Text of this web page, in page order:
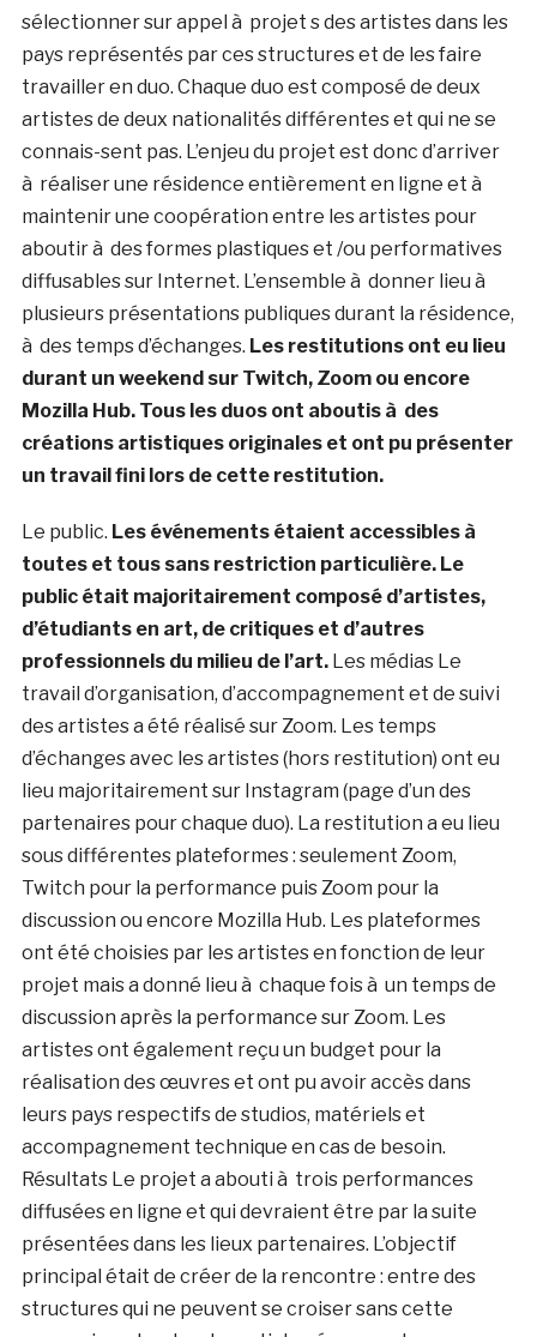
sélectionner sur appel à projet s des artistes dans les
pays représentés par ces structures et de les faire
travailler en duo. Chaque duo est composé de deux
artistes de deux nationalités différentes et qui ne se
connais-sent pas. L’enjeu du projet est donc d’arriver
à réaliser une résidence entièrement en ligne et à
maintenir une coopération entre les artistes pour
aboutir à des formes plastiques et /ou performatives
diffusables sur Internet. L’ensemble à donner lieu à
plusieurs présentations publiques durant la résidence,
à des temps d’échanges. Les restitutions ont eu lieu
durant un weekend sur Twitch, Zoom ou encore
Mozilla Hub. Tous les duos ont aboutis à des
créations artistiques originales et ont pu présenter
un travail fini lors de cette restitution.
Le public. Les événements étaient accessibles à
toutes et tous sans restriction particulière. Le
public était majoritairement composé d’artistes,
d’étudiants en art, de critiques et d’autres
professionnels du milieu de l’art.Les médias Le
travail d’organisation, d’accompagnement et de suivi
des artistes a été réalisé sur Zoom. Les temps
d’échanges avec les artistes (hors restitution) ont eu
lieu majoritairement sur Instagram (page d’un des
partenaires pour chaque duo). La restitution a eu lieu
sous différentes plateformes : seulement Zoom,
Twitch pour la performance puis Zoom pour la
discussion ou encore Mozilla Hub. Les plateformes
ont été choisies par les artistes en fonction de leur
projet mais a donné lieu à chaque fois à un temps de
discussion après la performance sur Zoom. Les
artistes ont également reçu un budget pour la
réalisation des œuvres et ont pu avoir accès dans
leurs pays respectifs de studios, matériels et
accompagnement technique en cas de besoin.
Résultats Le projet a abouti à trois performances
diffusées en ligne et qui devraient être par la suite
présentées dans les lieux partenaires. L’objectif
principal était de créer de la rencontre : entre des
structures qui ne peuvent se croiser sans cette